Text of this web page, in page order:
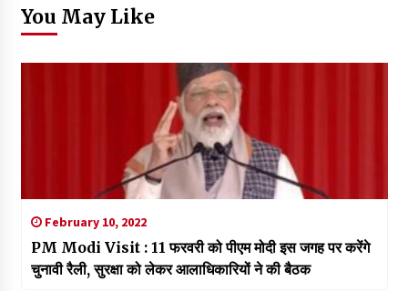
You May Like
February 10, 2022
PM Modi Visit : 11 फरवरी को पीएम मोदी इस जगह पर करेंगे
चुनावी रैली, सुरक्षा को लेकर आलाधिकारियों ने की बैठक